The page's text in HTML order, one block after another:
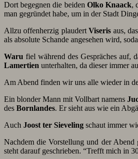
Dort begegnen die beiden Olko Knaack,
man gegründet habe, um in der Stadt
Allzu offenherzig plaudertViseris aus,
als absolute Schande angesehen wird,
Waru fiel während des Gespräches auf,
Lamertien unterhalten, da dieser immer
Am Abend finden wir uns alle wieder in
Ein blonder Mann mit Vollbart namens
des Bornlandes. Er sieht aus wie ein
Auch Joost ter Sieveling schaut immer
Nachdem die Vorstellung und der
steht darauf geschrieben. “Trefft mich in